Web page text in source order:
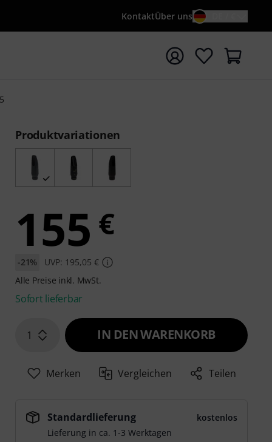
KontaktÜber uns
mit Suchwort {searchTerm} starten
Produktvariationen
155 €
-21%
UVP: 195,05 €
Alle Preise inkl. MwSt.
Sofort lieferbar
1 IN DEN WARENKORB
Merken Vergleichen Teilen
Standardlieferung
kostenlos
Lieferung in ca. 1-3 Werktagen